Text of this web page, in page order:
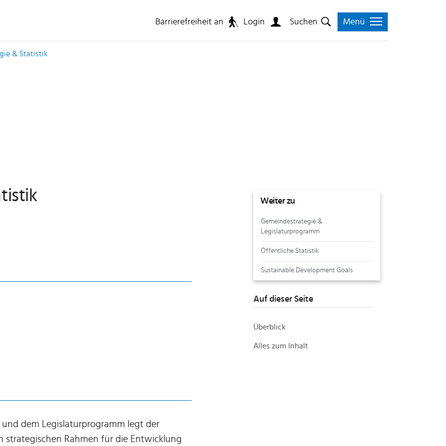
Barrierefreiheit an Login Suchen Menü
& Statistik(ausgewählt)
dem Legislaturprogramm legt der
strategischen Rahmen für die Entwicklung
Weiter zu
Gemeindestrategie &
Legislaturprogramm
Öffentliche Statistik
Sustainable Development Goals
Auf dieser Seite
Überblick
Alles zum Inhalt